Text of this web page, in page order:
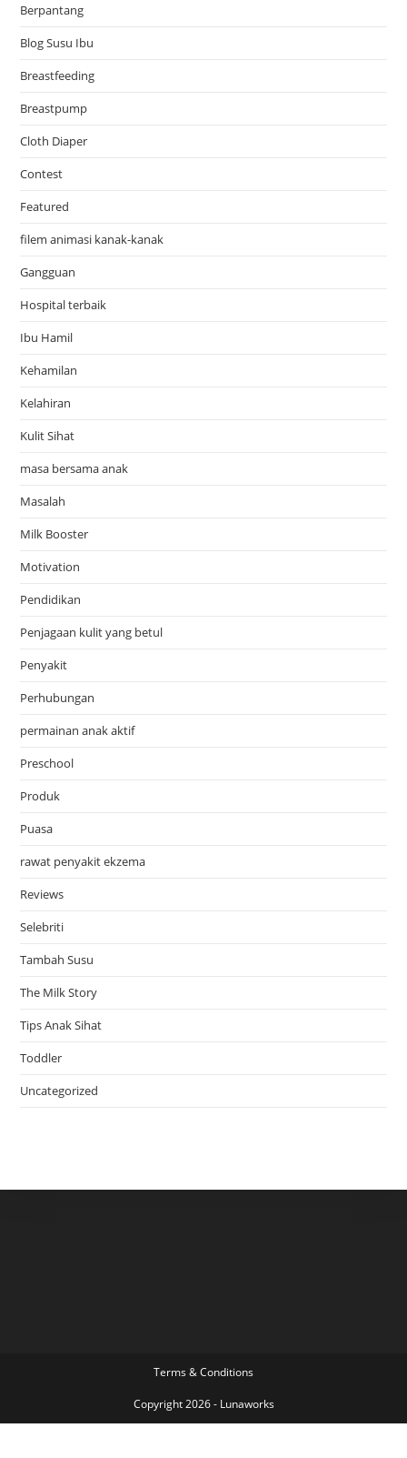
Berpantang
Blog Susu Ibu
Breastfeeding
Breastpump
Cloth Diaper
Contest
Featured
filem animasi kanak-kanak
Gangguan
Hospital terbaik
Ibu Hamil
Kehamilan
Kelahiran
Kulit Sihat
masa bersama anak
Masalah
Milk Booster
Motivation
Pendidikan
Penjagaan kulit yang betul
Penyakit
Perhubungan
permainan anak aktif
Preschool
Produk
Puasa
rawat penyakit ekzema
Reviews
Selebriti
Tambah Susu
The Milk Story
Tips Anak Sihat
Toddler
Uncategorized
Terms & Conditions
Copyright 2026 - Lunaworks